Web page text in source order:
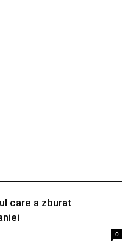
care a zburat
0